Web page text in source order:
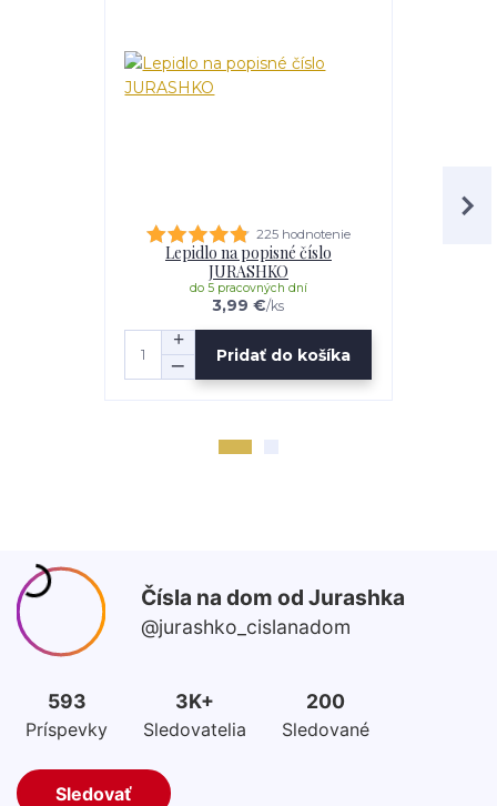
225 hodnotenie
Lepidlo na popisné číslo
JURASHKO
3,99 €/ks
do 5 pracovných dní
Pridať do košíka